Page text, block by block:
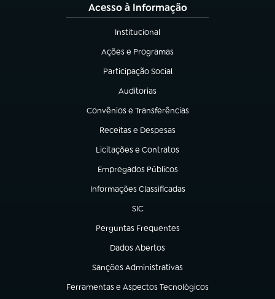
Acesso à Informação
Institucional
(abre em nova aba)
Ações e Programas
(abre em nova aba)
Participação Social
(abre em nova aba)
Auditorias
(abre em nova aba)
Convênios e Transferências
(abre em nova aba)
Receitas e Despesas
(abre em nova aba)
Licitações e Contratos
(abre em nova aba)
Empregados Públicos
(abre em nova aba)
Informações Classificadas
(abre em nova aba)
SIC
(abre em nova aba)
Perguntas Frequentes
(abre em nova aba)
Dados Abertos
(abre em nova aba)
Sanções Administrativas
(abre em nova aba)
Ferramentas e Aspectos Tecnológicos
(abre em nova aba)